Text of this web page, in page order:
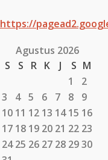
https://
Agustus 2026
S
S R K J S M
1
2
3
4 5 6 7 8
9
10 11 12 13 14 15 16
17 18 19 20 21 22 23
24 25 26 27 28 2930